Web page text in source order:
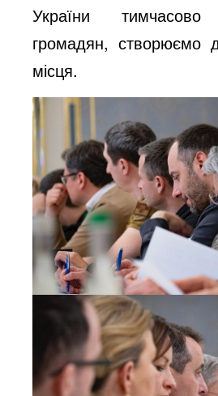
України тимчасово
громадян, створюємо
місця.